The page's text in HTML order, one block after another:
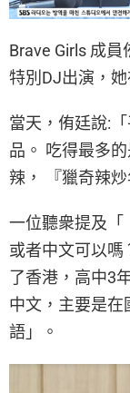
Brave Girls 成
特別DJ出演，
當天，侑廷說:
品。 吃得最多
辣， 『獵奇辣
一位聽衆提及「
或者中文可以嗎
了香港，高中3
中文，主要是
語」。